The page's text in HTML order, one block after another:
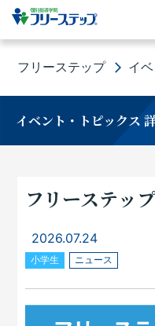
フリーステップ イ
イベント・トピックス
フリーステッ
2026.07.24
小学生 ニュース